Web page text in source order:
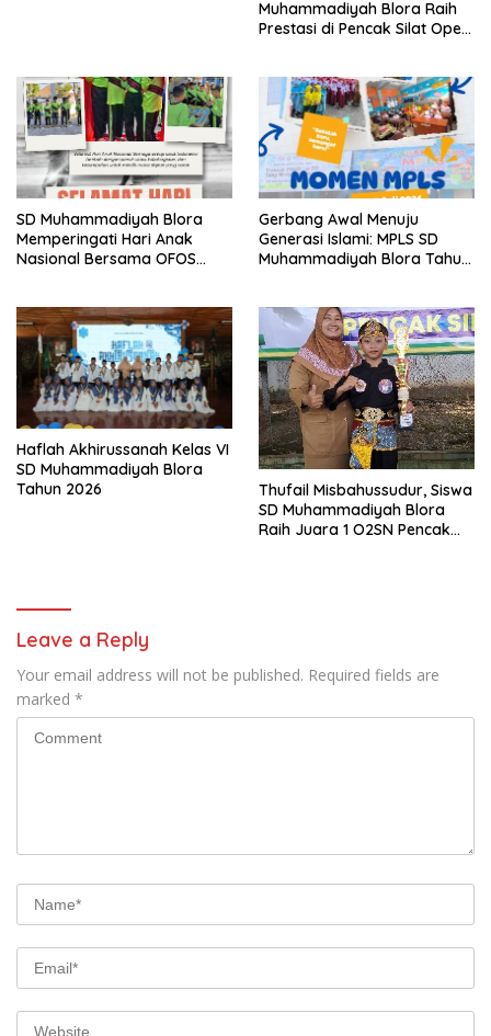
Muhammadiyah Blora Raih
Prestasi di Pencak Silat Open
SD Muhammadiyah Blora
Memperingati Hari Anak
Nasional Bersama OFOS
Gerbang Awal Menuju
Generasi Islami: MPLS SD
Muhammadiyah Blora Tahun
Haflah Akhirussanah Kelas VI
SD Muhammadiyah Blora
Tahun 2026
Thufail Misbahussudur, Siswa
SD Muhammadiyah Blora
Raih Juara 1 O2SN Pencak
Leave a Reply
Your email address will not be published. Required fields are
marked *